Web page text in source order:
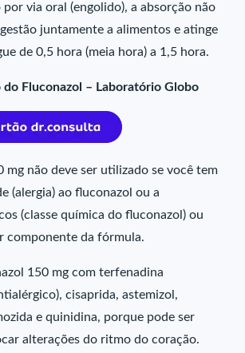
por via oral (engolido), a absorção não
juntamente a alimentos e atinge
de 0,5 hora (meia hora) a 1,5 hora.
Fluconazol – Laboratório Globo
mg não deve ser utilizado se você tem
(alergia) ao fluconazol ou a
(classe química do fluconazol) ou
componente da fórmula.
150 mg com terfenadina
cisaprida, astemizol,
e quinidina, porque pode ser
alterações do ritmo do coração.